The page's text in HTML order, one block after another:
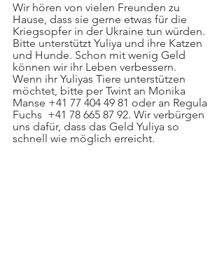
Wir hören von vielen Freunden zu
Hause, dass sie gerne etwas für die
Kriegsopfer in der Ukraine tun würden.
Bitte unterstützt Yuliya und ihre Katzen
und Hunde. Schon mit wenig Geld
können wir ihr Leben verbessern.
Wenn ihr Yuliyas Tiere unterstützen
möchtet, bitte per Twint an Monika
Manse +41 77 404 49 81 oder an Regula
Fuchs  +41 78 665 87 92. Wir verbürgen
uns dafür, dass das Geld Yuliya so
schnell wie möglich erreicht.